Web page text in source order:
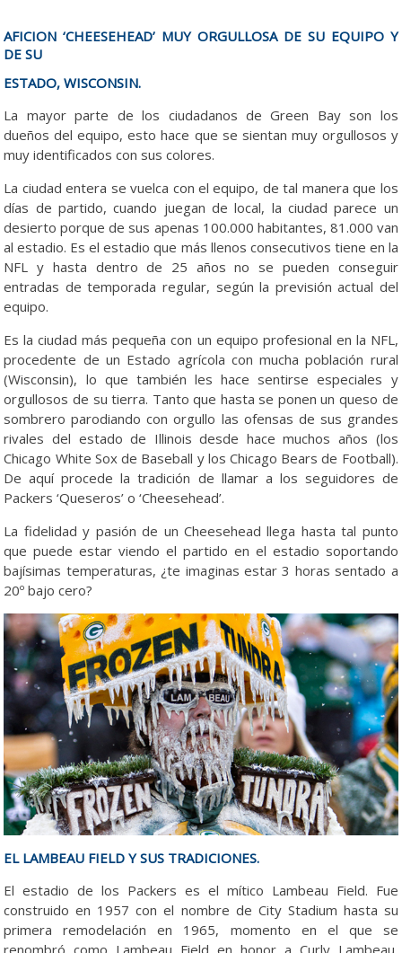
AFICION ‘CHEESEHEAD’ MUY ORGULLOSA DE SU EQUIPO Y
DE SU
ESTADO, WISCONSIN.
La mayor parte de los ciudadanos de Green Bay son los
dueños del equipo, esto hace que se sientan muy orgullosos y
muy identificados con sus colores.
La ciudad entera se vuelca con el equipo, de tal manera que los
días de partido, cuando juegan de local, la ciudad parece un
desierto porque de sus apenas 100.000 habitantes, 81.000 van
al estadio. Es el estadio que más llenos consecutivos tiene en la
NFL y hasta dentro de 25 años no se pueden conseguir
entradas de temporada regular, según la previsión actual del
equipo.
Es la ciudad más pequeña con un equipo profesional en la NFL,
procedente de un Estado agrícola con mucha población rural
(Wisconsin), lo que también les hace sentirse especiales y
orgullosos de su tierra. Tanto que hasta se ponen un queso de
sombrero parodiando con orgullo las ofensas de sus grandes
rivales del estado de Illinois desde hace muchos años (los
Chicago White Sox de Baseball y los Chicago Bears de Football).
De aquí procede la tradición de llamar a los seguidores de
Packers ‘Queseros’ o ‘Cheesehead’.
La fidelidad y pasión de un Cheesehead llega hasta tal punto
que puede estar viendo el partido en el estadio soportando
bajísimas temperaturas, ¿te imaginas estar 3 horas sentado a
20º bajo cero?
EL LAMBEAU FIELD Y SUS TRADICIONES.
El estadio de los Packers es el mítico Lambeau Field. Fue
construido en 1957 con el nombre de City Stadium hasta su
primera remodelación en 1965, momento en el que se
renombró como Lambeau Field en honor a Curly Lambeau,